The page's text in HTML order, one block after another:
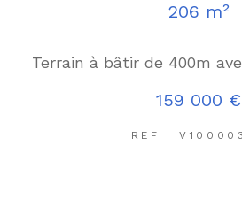
206 m²
Terrain à bâtir de 400m
159 000 €
REF :